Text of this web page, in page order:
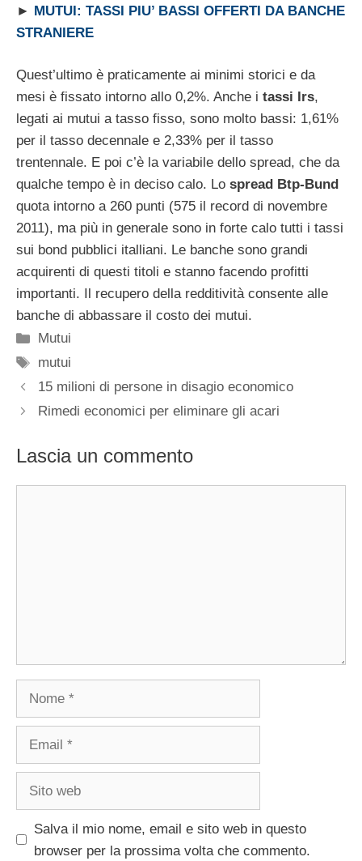
► MUTUI: TASSI PIU’ BASSI OFFERTI DA BANCHE
STRANIERE
Quest’ultimo è praticamente ai minimi storici e da
mesi è fissato intorno allo 0,2%. Anche i tassi Irs,
legati ai mutui a tasso fisso, sono molto bassi: 1,61%
per il tasso decennale e 2,33% per il tasso
trentennale. E poi c’è la variabile dello spread, che da
qualche tempo è in deciso calo. Lo spread Btp-Bund
quota intorno a 260 punti (575 il record di novembre
2011), ma più in generale sono in forte calo tutti i tassi
sui bond pubblici italliani. Le banche sono grandi
acquirenti di questi titoli e stanno facendo profitti
importanti. Il recupero della redditività consente alle
banche di abbassare il costo dei mutui.
Categorie
Mutui
Tag
mutui
15 milioni di persone in disagio economico
Rimedi economici per eliminare gli acari
Lascia un commento
Nome
Email
Sito
Salva il mio nome, email e sito web in questo
browser per la prossima volta che commento.